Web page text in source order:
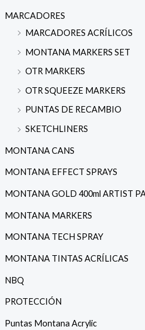
MARCADORES
MARCADORES ACRÍLICOS
MONTANA MARKERS SET
OTR MARKERS
OTR SQUEEZE MARKERS
PUNTAS DE RECAMBIO
SKETCHLINERS
MONTANA CANS
MONTANA EFFECT SPRAYS
MONTANA GOLD 400ml ARTIST
MONTANA MARKERS
MONTANA TECH SPRAY
MONTANA TINTAS ACRÍLICAS
NBQ
PROTECCIÓN
Puntas Montana Acrylic